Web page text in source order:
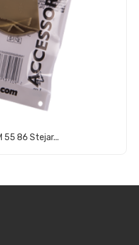
55 86 Stejar...